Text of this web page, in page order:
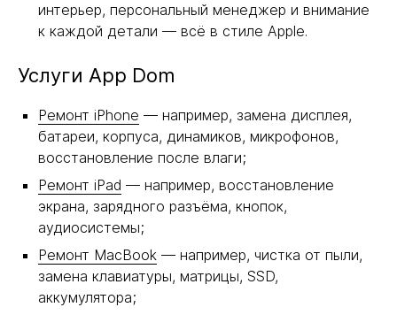
интерьер, персональный менеджер и внимание
к каждой детали — всё в стиле Apple.
Услуги App Dom
Ремонт iPhone — например, замена дисплея,
батареи, корпуса, динамиков, микрофонов,
восстановление после влаги;
Ремонт iPad — например, восстановление
экрана, зарядного разъёма, кнопок,
аудиосистемы;
Ремонт MacBook — например, чистка от пыли,
замена клавиатуры, матрицы, SSD,
аккумулятора;